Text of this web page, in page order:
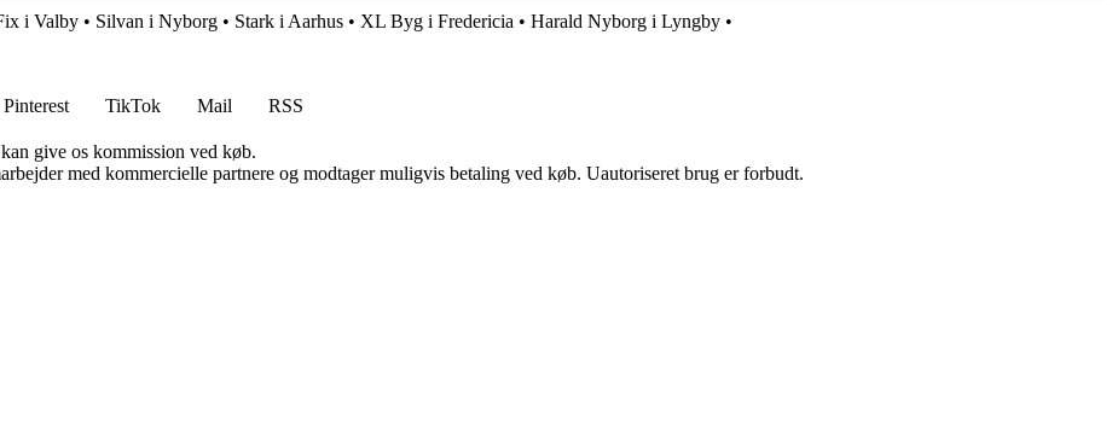
i Valby • Silvan i Nyborg • Stark i Aarhus • XL Byg i Fredericia • Harald Nyborg i Lyngby •
Pinterest TikTok Mail
RSS
give os kommission ved køb.
med kommercielle partnere og modtager muligvis betaling ved køb. Uautoriseret brug er forbudt.